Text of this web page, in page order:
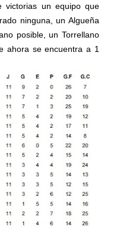
victorias un equipo que
ninguna, un Algueña
posible, un Torrellano
ahora se encuentra a 1